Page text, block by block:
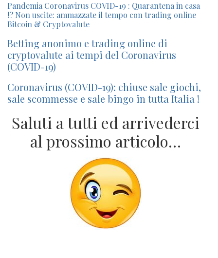
Pandemia Coronavirus COVID-19 : Quarantena in casa
!? Non uscite: ammazzate il tempo con trading online
Bitcoin & Cryptovalute
Betting anonimo e trading online di
cryptovalute ai tempi del Coronavirus
(COVID-19)
Coronavirus (COVID-19): chiuse sale giochi,
sale scommesse e sale bingo in tutta Italia !
Saluti a tutti ed arrivederci
al prossimo articolo…